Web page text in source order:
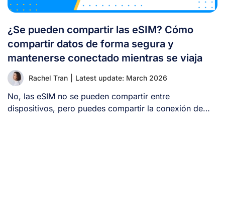
¿Se pueden compartir las eSIM? Cómo
compartir datos de forma segura y
mantenerse conectado mientras se viaja
Rachel Tran Latest update: March 2026
No, las eSIM no se pueden compartir entre
dispositivos, pero puedes compartir la conexión de